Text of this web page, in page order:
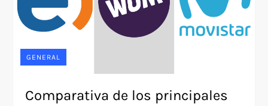
GENERAL
Comparativa de los principales